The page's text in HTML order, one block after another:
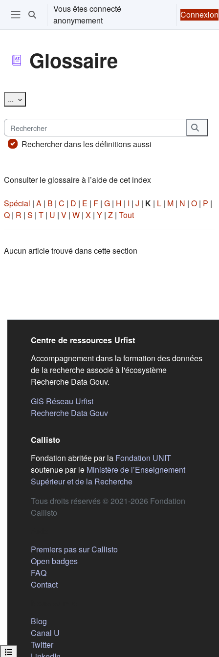
Passer au contenu principal
Ouvrir le menu de navigation
Activer/désactiver la saisie de recherche
Vous êtes connecté
anonymement
Connexion
Ouvrir l’index du cours
Glossaire
... Exporter des articles
Rechercher
Rechercher dans les définitions aussi
Consulter le glossaire à l’aide de cet index
Spécial | A | B | C | D | E | F | G | H | I | J | K | L | M | N | O | P |
Q | R | S | T | U | V | W | X | Y | Z | Tout
Aucun article trouvé dans cette section
Liens de bas de
Centre de ressources Urfist
Accompagnement dans la formation des données
de la recherche associé à l'écosystème
Recherche Data Gouv.
GIS Réseau Urfist(s'ouvre dans un nouvel onglet)
Recherche Data Gouv(s'ouvre dans un nouvel onglet)
Callisto
Fondation abritée par la Fondation UNIT(s'ouvre
soutenue par le Ministère de l’Enseignement
Supérieur et de la Recherche(s'ouvre dans un nouvel
Tous droits réservés © 2021-2026 Fondation
Callisto
Premiers pas sur Callisto
Open badges
FAQ
Contact
Blog
Canal U
Twitter(s'ouvre dans un nouvel onglet)